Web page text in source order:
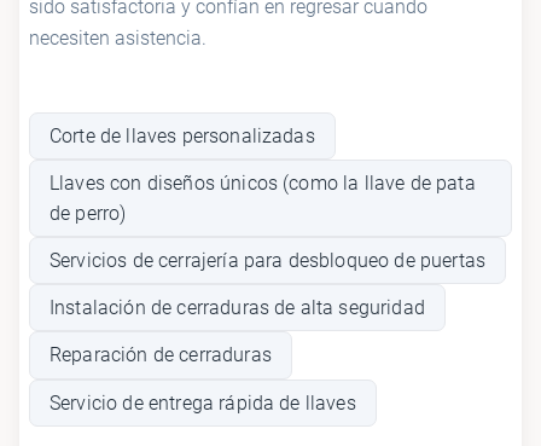
sido satisfactoria y confían en regresar cuando
necesiten asistencia.
Corte de llaves personalizadas
Llaves con diseños únicos (como la llave de pata
de perro)
Servicios de cerrajería para desbloqueo de puertas
Instalación de cerraduras de alta seguridad
Reparación de cerraduras
Servicio de entrega rápida de llaves